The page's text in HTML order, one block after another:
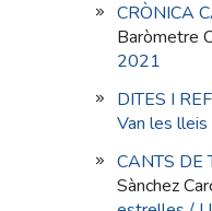
CRÒNICA
Baròmetre
2021
DITES I
Van les
CANTS DE
Sànchez